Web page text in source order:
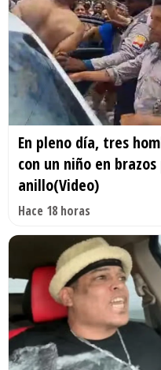
En pleno día, tres
con un niño en
anillo(Video)
Hace 18 horas